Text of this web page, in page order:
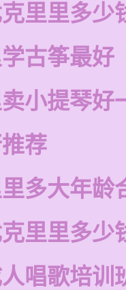
里里多少
古筝最好
小提琴好
荐
多大年龄
里里多少
唱歌培训